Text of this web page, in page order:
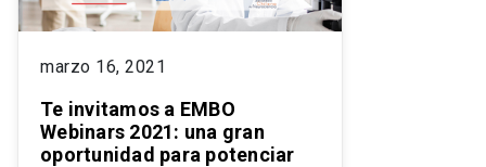
marzo 16, 2021
Te invitamos a EMBO
Webinars 2021: una gran
oportunidad para potenciar